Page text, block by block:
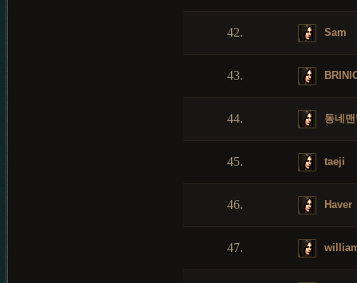
42. Sam
43.
44. 동네
45. taeji
46. Haver
47.